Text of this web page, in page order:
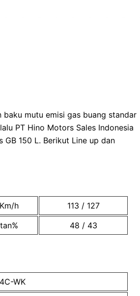
mutu emisi gas buang standar
PT Hino Motors Sales Indonesia
GB 150 L. Berikut Line up dan
Km/h
113 / 127
tan% 48 / 43
WK